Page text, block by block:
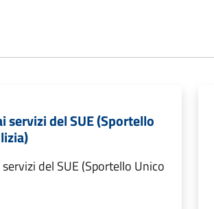
servizi del SUE (Sportello
del SUE (Sportello Unico